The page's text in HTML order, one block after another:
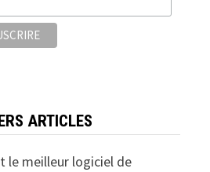
ARTICLES
le meilleur logiciel de